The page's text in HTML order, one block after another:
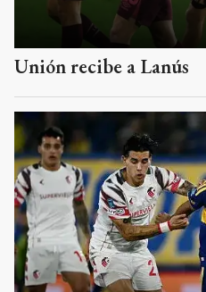
Unión recibe a Lanús